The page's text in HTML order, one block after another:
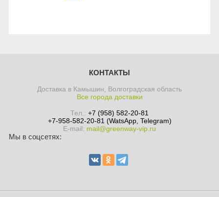
КОНТАКТЫ
Доставка в Камышин, Волгоградская область
Все города доставки
Тел.: +7 (958) 582-20-81
+7-958-582-20-81 (WatsApp, Telegram)
E-mail: mail@greenway-vip.ru
Мы в соцсетях: